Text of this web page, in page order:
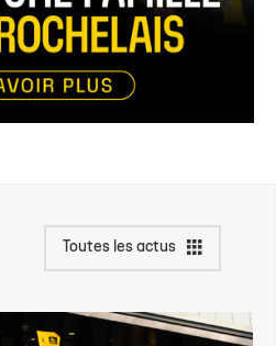
Toutes les actus